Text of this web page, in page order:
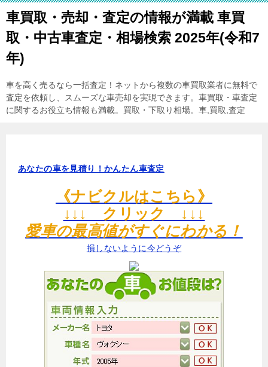
車買取・売却・査定の情報が満載 車買
取・中古車査定・相場検索 2025年(令和7
年)
車を高く売るなら一括査定！ネットから複数の車買取業者に無料で
査定を依頼し、スムーズな車売却を実現できます。車買取・車査定
に関するお役立ち情報も満載。買取・下取り相場。車,買取,査定
あなたの車を見積り！かんたん車査定
《ナビクルはこちら》
↓↓↓ クリック ↓↓↓
愛車の最高値がすぐにわかる！
損しないように今どうぞ